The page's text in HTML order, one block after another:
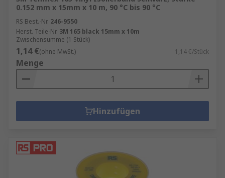
0.152 mm x 15mm x 10 m, 90 °C bis 90 °C
RS Best.-Nr. 246-9550
Herst. Teile-Nr. 3M 165 black 15mm x 10m
Zwischensumme (1 Stück)
1,14 €(ohne MwSt.) 1,14 €/Stück
Menge
Hinzufügen